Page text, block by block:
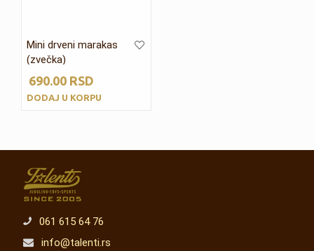
Mini drveni marakas
(zvečka)
690.00 RSD
DODAJ U KORPU
061 615 64 76
info@talenti.rs